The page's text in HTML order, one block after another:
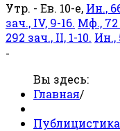
Утр. - Ев. 10-е, Ин.,
зач., IV, 9-16. Мф., 72
292 зач., II, 1-10. Ин.,
-
Вы здесь:
Главная/
Публицистика